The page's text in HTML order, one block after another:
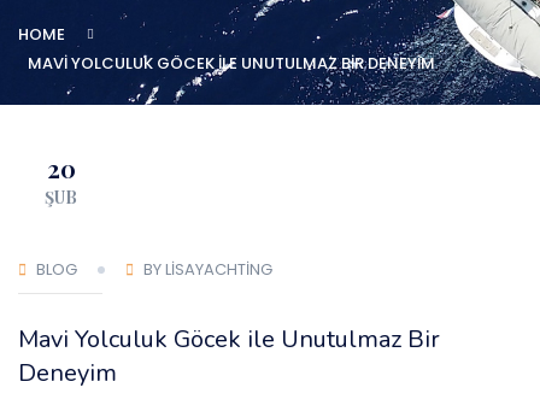
HOME
MAVI YOLCULUK GÖCEK ILE UNUTULMAZ BIR DENEYIM
20
ŞUB
BLOG BY LISAYACHTING
Mavi Yolculuk Göcek ile Unutulmaz Bir
Deneyim